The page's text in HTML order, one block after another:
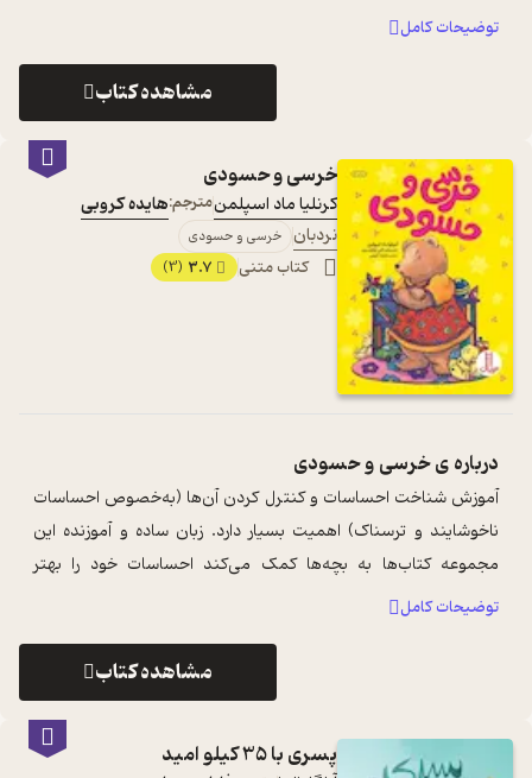
توضیحات کامل
مشاهده کتاب
خرسی و حسودی
کرنلیا ماد اسپلمنمترجم:هایده کروبی
نردبان خرسی و حسودی
کتاب متنی 3.7
(3)
درباره یخرسی و حسودی
آموزش شناخت احساسات و کنترل کردن آن‌ها (به‌خصوص احساسات
ناخوشایند و ترسناک) اهمیت بسیار دارد. زبان ساده و آموزنده این
مجموعه کتاب‌ها به بچه‌ها کمک می‌کند احساسات خود را بهتر
بشناسند و در کنترل آن‌‌ها ...
توضیحات کامل
مشاهده کتاب
پسری با 35 کیلو امید